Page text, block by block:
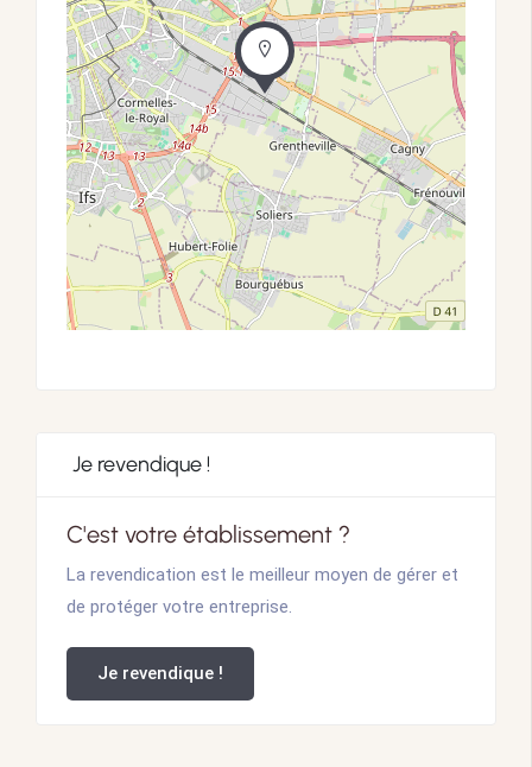
Je revendique !
C'est votre établissement ?
La revendication est le meilleur moyen de gérer et
de protéger votre entreprise.
Je revendique !